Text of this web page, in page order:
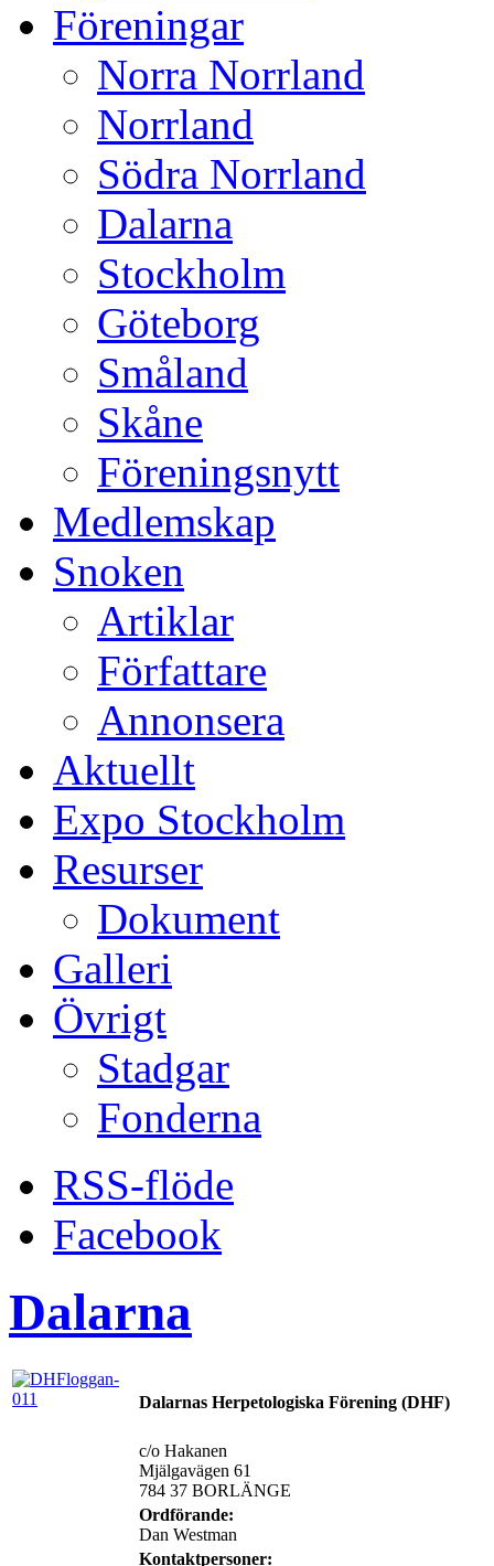
Föreningar
Norra Norrland
Norrland
Södra Norrland
Dalarna
Stockholm
Göteborg
Småland
Skåne
Föreningsnytt
Medlemskap
Snoken
Artiklar
Författare
Annonsera
Aktuellt
Expo Stockholm
Resurser
Dokument
Galleri
Övrigt
Stadgar
Fonderna
RSS-flöde
Facebook
Dalarna
Dalarnas Herpetologiska Förening (DHF)
c/o Hakanen
Mjälgavägen 61
784 37 BORLÄNGE
Ordförande:
Dan Westman
Kontaktpersoner: